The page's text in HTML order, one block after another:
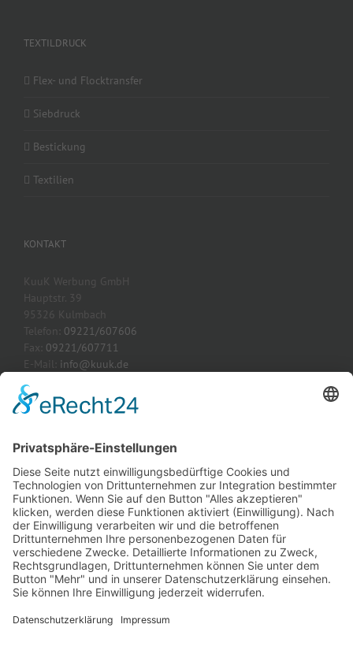
TEXTILDRUCK
Flex- und Flocktransfer
Siebdruck
Bestickung
Textilien
KONTAKT
KuuK Werbung GmbH
Hauptstr. 39
95326 Kulmbach
Telefon: 09221/607606
Fax: 09221/607711
E-Mail: info@kuuk.de